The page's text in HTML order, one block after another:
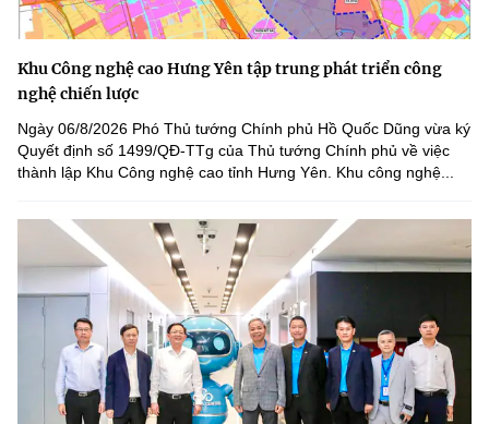
Khu Công nghệ cao Hưng Yên tập trung phát triển công
nghệ chiến lược
Ngày 06/8/2026 Phó Thủ tướng Chính phủ Hồ Quốc Dũng vừa ký
Quyết định số 1499/QĐ-TTg của Thủ tướng Chính phủ về việc
thành lập Khu Công nghệ cao tỉnh Hưng Yên. Khu công nghệ...